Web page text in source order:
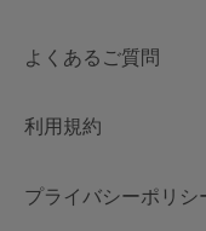
よくあるご質問
利用規約
プライバシーポリシ